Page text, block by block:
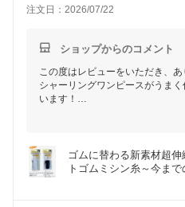
注文日：2026/07/22
ショップからのコメント
この度はレビューをいただき、あ
シャーリングワンピースがうま
います！
初めてのお洋服作りに当店のラ
ご使用のミシンではボビンケース
糸を巻いてお使いいただけたと
なお、ゴム糸の使用方法はミシン
ゴムに替わる新素材超
トゴムミシン糸～今ま